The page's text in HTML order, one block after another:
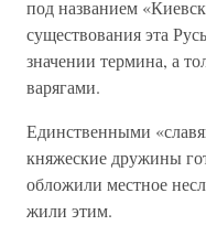
под названием
существования эта
значении термина, а
варягами.
Единственными
княжеские дружины
обложили местное
жили этим.